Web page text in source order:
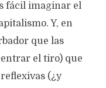
fácil imaginar el
Y, en
que las
el tiro) que
(¿y